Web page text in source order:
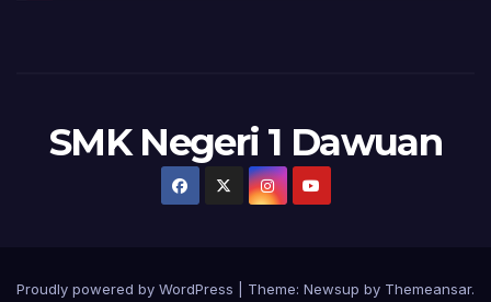
SMK Negeri 1 Dawuan
Proudly powered by WordPress Theme: Newsup by Themeansar.